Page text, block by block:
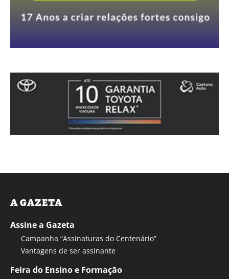
A GAZETA
Assine a Gazeta
Campanha “Assinaturas do Centenário”
Vantagens de ser assinante
Feira do Ensino e Formação